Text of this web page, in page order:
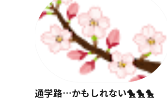
通学路…かもしれない🐤🐤🐤